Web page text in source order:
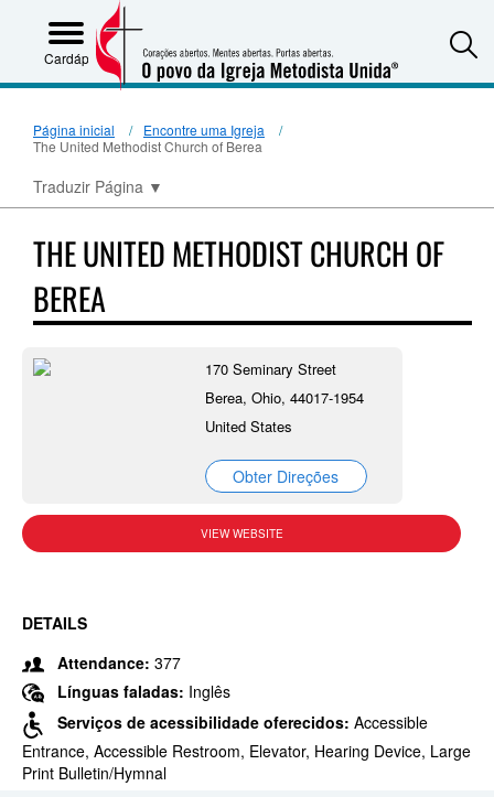
Cardápio
Página inicial
Encontre uma Igreja
The United Methodist Church of Berea
Traduzir Página ▼
THE UNITED METHODIST CHURCH OF
BEREA
170 Seminary Street
Berea, Ohio, 44017-1954
United States
Obter Direções
VIEW WEBSITE
DETAILS
Attendance: 377
Línguas faladas: Inglês
Serviços de acessibilidade oferecidos: Accessible
Entrance, Accessible Restroom, Elevator, Hearing Device, Large
Print Bulletin/Hymnal